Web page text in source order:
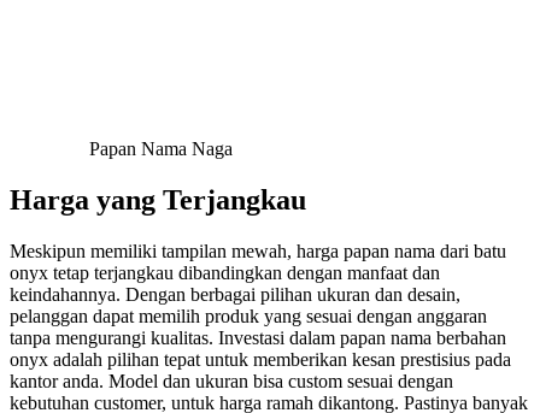
Papan Nama Naga
Harga yang Terjangkau
Meskipun memiliki tampilan mewah, harga papan nama dari batu
onyx tetap terjangkau dibandingkan dengan manfaat dan
keindahannya. Dengan berbagai pilihan ukuran dan desain,
pelanggan dapat memilih produk yang sesuai dengan anggaran
tanpa mengurangi kualitas. Investasi dalam papan nama berbahan
onyx adalah pilihan tepat untuk memberikan kesan prestisius pada
kantor anda. Model dan ukuran bisa custom sesuai dengan
kebutuhan customer, untuk harga ramah dikantong. Pastinya banyak